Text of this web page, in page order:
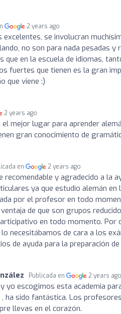
2 years ago
se involucran
no son para nada pesadas
que en la escuela de idiomas,
fuertes que tienen es la gran
que viene :)
2 years ago
el mejor lugar para aprender
gran conocimiento de
en 2 years ago
recomendable y agradecido a la
ya que estudio alemán
por el profesor en todo
de que son grupos
en todo momento.
necesitábamos de cara a los
de ayuda para la preparación
Publicada en 2 years ago
yo escogimos esta academia
ha sido fantástica. Los
llevas en el corazón.